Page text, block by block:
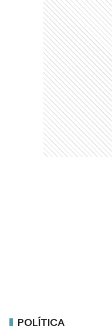
POLÍTICA